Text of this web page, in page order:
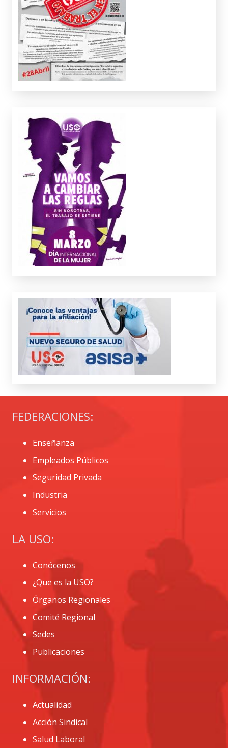
FEDERACIONES:
Enseñanza
Empleados Públicos
Seguridad Privada
Industria
Servicios
LA USO:
Conócenos
¿Que es la USO?
Órganos Regionales
Comité Regional
Sedes
Publicaciones
INFORMACIÓN:
Actualidad
Acción Sindical
Salud Laboral